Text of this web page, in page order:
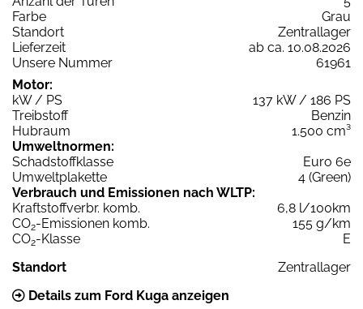
Farbe
Grau
Standort
Zentrallager
Lieferzeit
ab ca. 10.08.2026
Unsere Nummer
61961
Motor:
kW / PS
137 kW / 186 PS
Treibstoff
Benzin
Hubraum
1.500 cm³
Umweltnormen:
Schadstoffklasse
Euro 6e
Umweltplakette
4 (Green)
Verbrauch und Emissionen nach WLTP:
Kraftstoffverbr. komb.
6,8 l/100km
CO2-Emissionen komb.
155 g/km
CO2-Klasse
E
Standort
Zentrallager
Details zum Ford Kuga anzeigen